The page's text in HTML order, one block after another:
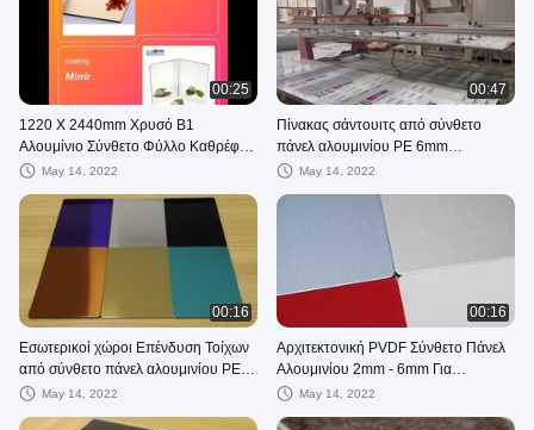
00:25
1220 X 2440mm Χρυσό Β1
Αλουμίνιο Σύνθετο Φύλλο Καθρέφτη
Πυρήνα HDPE Πάχους 0,5 mm
May 14, 2022
00:47
Πίνακας σάντουιτς από σύνθετο
πάνελ αλουμινίου PE 6mm
Νανοπυρίμαχο
May 14, 2022
00:16
Εσωτερικοί χώροι Επένδυση Τοίχων
από σύνθετο πάνελ αλουμινίου PE
6mm Fluorocarbon Alloy 1100 ACP
May 14, 2022
00:16
Αρχιτεκτονική PVDF Σύνθετο Πάνελ
Αλουμινίου 2mm - 6mm Για
Προκατασκευασμένα Κτίρια
May 14, 2022